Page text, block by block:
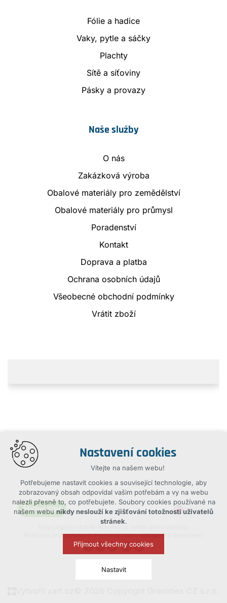
Fólie a hadice
Vaky, pytle a sáčky
Plachty
Sítě a síťoviny
Pásky a provazy
Naše služby
O nás
Zakázková výroba
Obalové materiály pro zemědělství
Obalové materiály pro průmysl
Poradenství
Kontakt
Doprava a platba
Ochrana osobních údajů
Všeobecné obchodní podmínky
Vrátit zboží
Nastavení cookies
Vítejte na našem webu!
Potřebujeme nastavit cookies a související technologie, aby
zobrazovaný obsah odpovídal vašim potřebám a vy na webu
nalezli přesně to, co potřebujete. Soubory cookies používané na
našem webu nikdy neslouží ke zjišťování totožnosti uživatelů
stránek.
Přijmout všechny cookies
Nastavit